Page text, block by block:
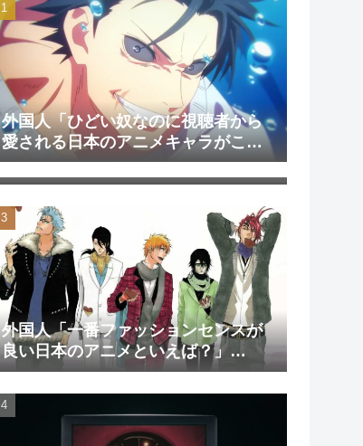
外国人「ひどい奴なのに視聴者から
愛される日本のアニメキャラがこち
ら」（海外の反応）
外国人「日本のアニメを見て初めて
泣いた作品は？」→「2000年代の3大
泣けるアニメ」（海外の反応）
外国人「一番ファッションセンスが
良い日本のアニメといえば？」
→「一択でしょ」（海外の反応）